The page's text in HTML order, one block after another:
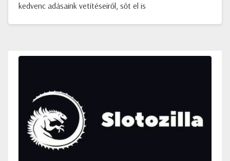
kedvenc adásaink vetítéseiről, sőt el is